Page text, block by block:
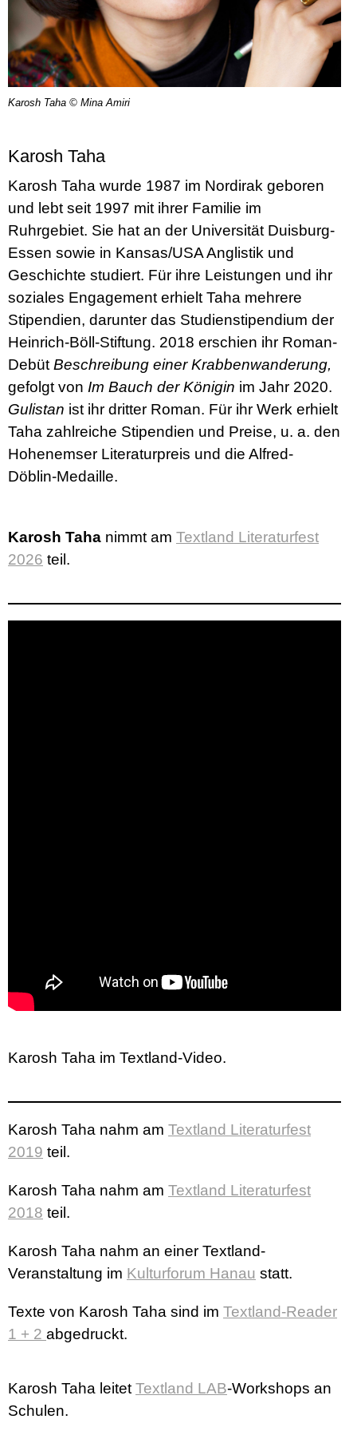
Karosh Taha © Mina Amiri
Karosh Taha
Karosh Taha wurde 1987 im Nordirak geboren
und lebt seit 1997 mit ihrer Familie im
Ruhrgebiet. Sie hat an der Universität Duisburg-
Essen sowie in Kansas/USA Anglistik und
Geschichte studiert. Für ihre Leistungen und ihr
soziales Engagement erhielt Taha mehrere
Stipendien, darunter das Studienstipendium der
Heinrich-Böll-Stiftung. 2018 erschien ihr Roman-
DebütBeschreibung einer Krabbenwanderung,
gefolgt von Im Bauch der Königin im Jahr 2020.
Gulistan ist ihr dritter Roman. Für ihr Werk erhielt
Taha zahlreiche Stipendien und Preise, u. a. den
Hohenemser Literaturpreis und die Alfred-
Döblin-Medaille.
Karosh Taha nimmt am Textland Literaturfest
2026 teil.
Karosh Taha im Textland-Video.
Karosh Taha nahm am Textland Literaturfest
2019 teil.
Karosh Taha nahm am Textland Literaturfest
2018 teil.
Karosh Taha nahm an einer Textland-
Veranstaltung im Kulturforum Hanau statt.
Texte von Karosh Taha sind im Textland-Reader
1 + 2 abgedruckt.
Karosh Taha leitetTextland LAB-Workshops an
Schulen.